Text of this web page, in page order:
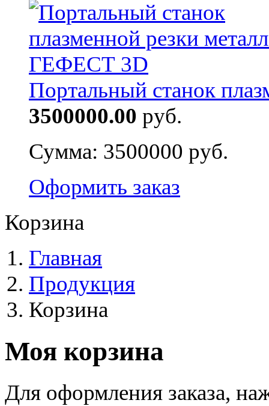
Портальный станок
3500000.00 руб.
Сумма: 3500000 руб.
Оформить заказ
Корзина
Главная
Продукция
Корзина
Моя корзина
Для оформления заказа,